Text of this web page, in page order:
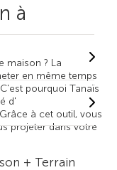
à
maison ? La
en même temps
pourquoi Tanaïs
d'
à cet outil, vous
projeter dans votre
+ Terrain